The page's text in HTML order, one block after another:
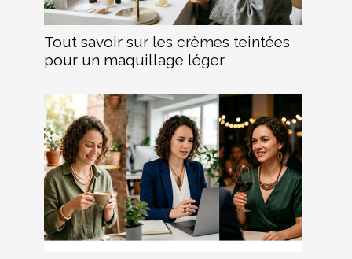
Tout savoir sur les crèmes teintées
pour un maquillage léger